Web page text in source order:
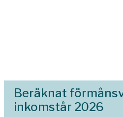
Beräknat
inkomstår 2026